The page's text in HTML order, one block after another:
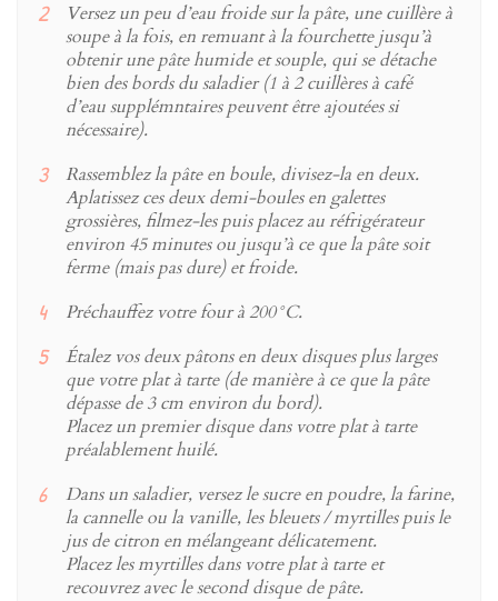
Versez un peu d’eau froide sur la pâte, une cuillère à
soupe à la fois, en remuant à la fourchette jusqu’à
obtenir une pâte humide et souple, qui se détache
bien des bords du saladier (1 à 2 cuillères à café
d’eau supplémntaires peuvent être ajoutées si
nécessaire).
Rassemblez la pâte en boule, divisez-la en deux.
Aplatissez ces deux demi-boules en galettes
grossières, filmez-les puis placez au réfrigérateur
environ 45 minutes ou jusqu’à ce que la pâte soit
ferme (mais pas dure) et froide.
Préchauffez votre four à 200°C.
Étalez vos deux pâtons en deux disques plus larges
que votre plat à tarte (de manière à ce que la pâte
dépasse de 3 cm environ du bord).
Placez un premier disque dans votre plat à tarte
préalablement huilé.
Dans un saladier, versez le sucre en poudre, la farine,
la cannelle ou la vanille, les bleuets / myrtilles puis le
jus de citron en mélangeant délicatement.
Placez les myrtilles dans votre plat à tarte et
recouvrez avec le second disque de pâte.